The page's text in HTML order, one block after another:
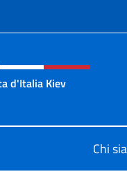
social e
d'Italia Kiev
Chi